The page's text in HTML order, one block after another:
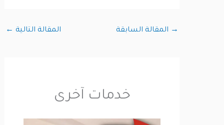
المقالة السابقة المقالة التالية←
خدمات آخرى